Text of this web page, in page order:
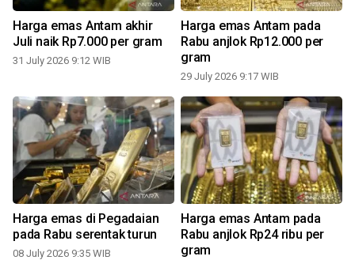
Harga emas Antam akhir
Juli naik Rp7.000 per gram
31 July 2026 9:12 WIB
Harga emas Antam pada
Rabu anjlok Rp12.000 per
gram
29 July 2026 9:17 WIB
Harga emas di Pegadaian
pada Rabu serentak turun
08 July 2026 9:35 WIB
Harga emas Antam pada
Rabu anjlok Rp24 ribu per
gram